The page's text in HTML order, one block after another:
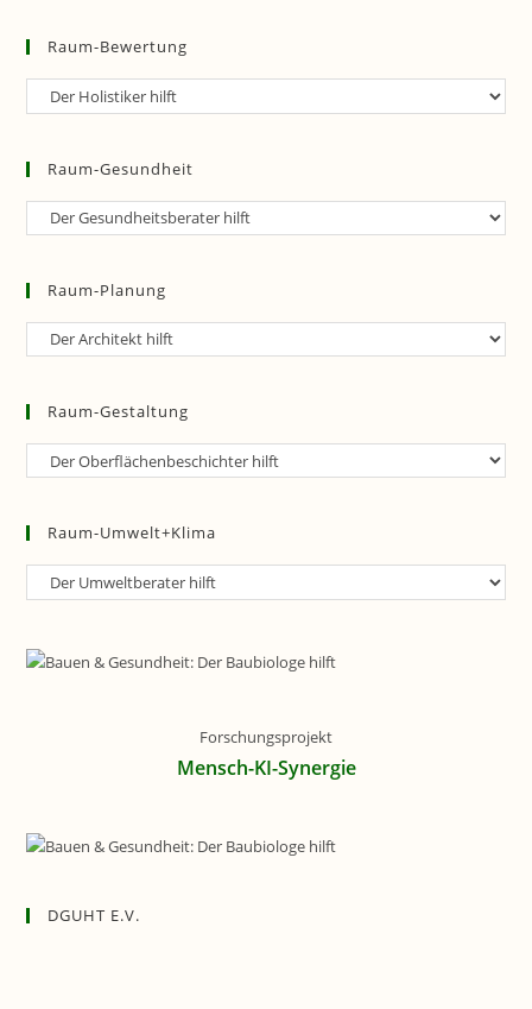
Raum-Bewertung
Raum-
Raum-Gesundheit
Raum-
Raum-Planung
Raum-
Raum-Gestaltung
Raum-
Raum-Umwelt+Klima
Raum-
Forschungsprojekt
Mensch-KI-Synergie
DGUHT E.V.